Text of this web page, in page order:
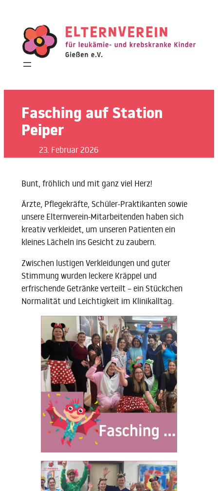
springen
Fasching auf Station
Peiper
23. Februar 2026
Bunt, fröhlich und mit ganz viel Herz!
Ärzte, Pflegekräfte, Schüler-Praktikanten sowie
unsere Elternverein-Mitarbeitenden haben sich
kreativ verkleidet, um unseren Patienten ein
kleines Lächeln ins Gesicht zu zaubern.
Zwischen lustigen Verkleidungen und guter
Stimmung wurden leckere Kräppel und
erfrischende Getränke verteilt – ein Stückchen
Normalität und Leichtigkeit im Klinikalltag.